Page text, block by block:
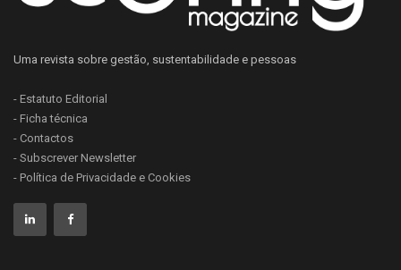
Oportunidades Práticas para PME
O que isto significa na prática? Eis alguns exemplos concretos:
Redução da fatura energética com painéis solares, bombas
de calor ou monitorização inteligente;
Processos produtivos mais eficientes e com menos
desperdício;
Economia circular e reaproveitamento de resíduos e
matérias-primas;
Participação em
Uma revista sobre gestão, sustentabilidade e pessoas
- Estatuto Editorial
- Ficha técnica
- Contactos
- Subscrever Newsletter
- Política de Privacidade e Cookies